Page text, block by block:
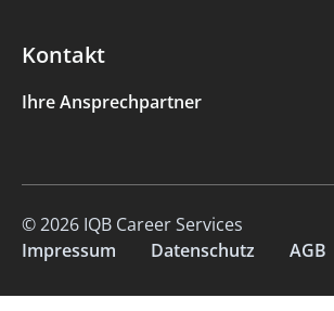
Kontakt
Ihre Ansprechpartner
© 2026 IQB Career Services
Impressum
Datenschutz AGB